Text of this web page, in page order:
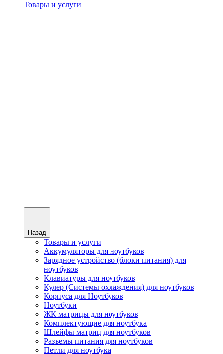
Товары и услуги
Назад
Товары и услуги
Аккумуляторы для ноутбуков
Зарядное устройство (блоки питания) для
ноутбуков
Клавиатуры для ноутбуков
Кулер (Системы охлаждения) для ноутбуков
Корпуса для Ноутбуков
Ноутбуки
ЖК матрицы для ноутбуков
Комплектующие для ноутбука
Шлейфы матриц для ноутбуков
Разъемы питания для ноутбуков
Петли для ноутбука